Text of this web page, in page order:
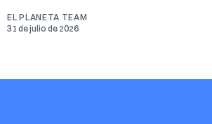
EL PLANETA TEAM
31 de julio de 2026